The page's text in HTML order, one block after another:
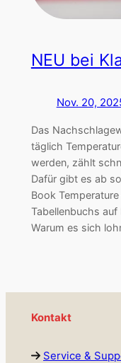
NEU bei
Nov. 20,
Das
täglich
werden, zählt
Dafür gibt es ab
Book
Tabellenbuchs auf
Warum es sich
Kontakt
Service &